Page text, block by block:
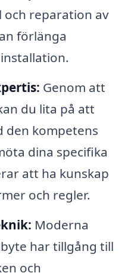
reparation av
förlänga
Genom att
du lita på att
den kompetens
dina specifika
att ha kunskap
och regler.
Moderna
har tillgång till
och